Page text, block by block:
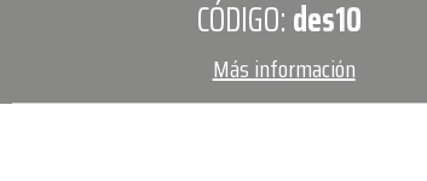
CÓDIGO:des10
Más información